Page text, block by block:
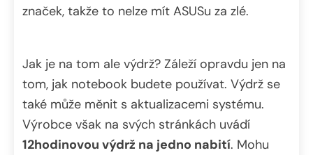
značek, takže to nelze mít ASUSu za zlé.
Jak je na tom ale výdrž? Záleží opravdu jen na
tom, jak notebook budete používat. Výdrž se
také může měnit s aktualizacemi systému.
Výrobce však na svých stránkách uvádí
12hodinovou výdrž na jedno nabití. Mohu